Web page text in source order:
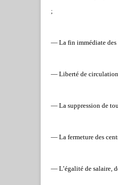
;
— La fin immédiate des
— Liberté de
— La suppression de
— La fermeture des
— L’égalité de salaire,